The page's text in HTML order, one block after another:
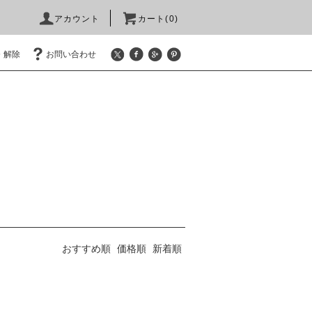
アカウント カート(0)
解除 お問い合わせ
おすすめ順 価格順 新着順